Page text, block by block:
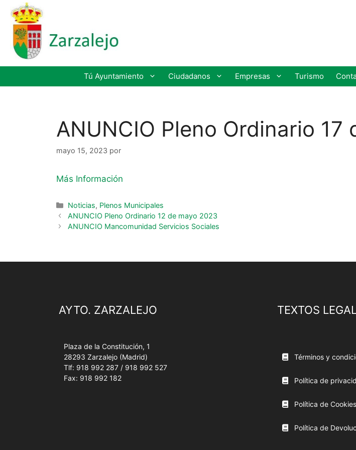
Tú Ayuntamiento Ciudadanos Empresas Turismo
ANUNCIO Pleno Ordinario 17
mayo 15, 2023 por
Más Información
Noticias, Plenos Municipales
ANUNCIO Pleno Ordinario 12 de mayo 2023
ANUNCIO Mancomunidad Servicios Sociales
AYTO. ZARZALEJO
Plaza de la Constitución, 1
28293 Zarzalejo (Madrid)
Tlf: 918 992 287 / 918 992 527
Fax: 918 992 182
TEXTOS
Términos y
Política de
Política de Cookies
Política de